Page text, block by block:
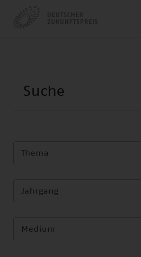
Thema
Jahrgang
Medium